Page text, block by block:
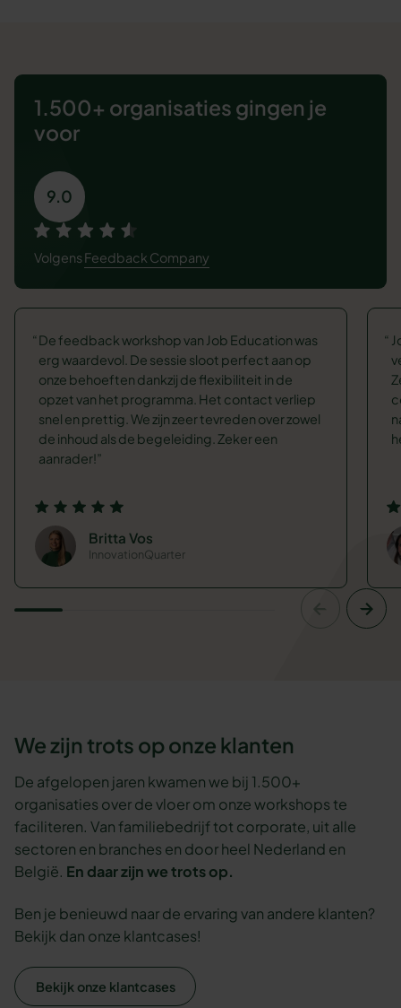
1.500+ organisaties gingen je
voor
9.0
VolgensFeedback Company
De feedback workshop van Job Education was
erg waardevol. De sessie sloot perfect aan op
onze behoeften dankzij de flexibiliteit in de
opzet van het programma. Het contact verliep
snel en prettig. We zijn zeer tevreden over zowel
de inhoud als de begeleiding. Zeker een
aanrader!
Britta Vos
InnovationQuarter
We zijn trots op onze klanten
De afgelopen jaren kwamen we bij 1.500+
organisaties over de vloer om onze workshops te
faciliteren. Van familiebedrijf tot corporate, uit alle
sectoren en branches en door heel Nederland en
België. En daar zijn we trots op.
Ben je benieuwd naar de ervaring van andere klanten?
Bekijk dan onze klantcases!
Bekijk onze klantcases